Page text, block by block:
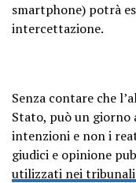
smartphone) potrà
intercettazione.
Senza contare che
Stato, può un giorno
intenzioni e non i
giudici e opinione
utilizzati nei